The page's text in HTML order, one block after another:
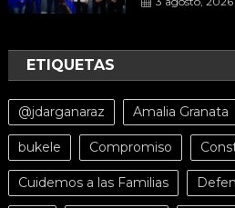
ETIQUETAS
@jdarganaraz Amalia Granata
bukele Compromiso
Cuidemos a las Familias